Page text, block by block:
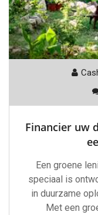
Financier uw
Een groene
speciaal is
in duurzame
Met een